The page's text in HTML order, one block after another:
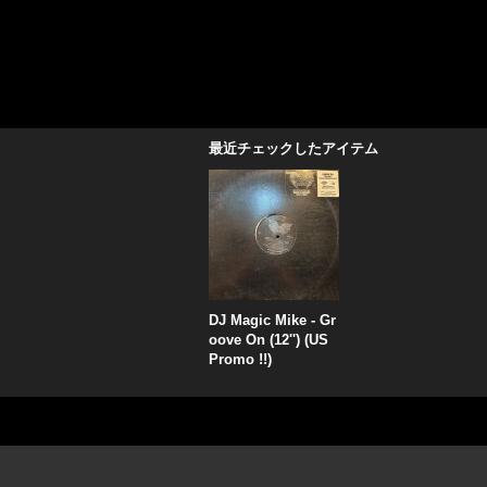
最近チェックしたアイテム
DJ Magic Mike - Gr
oove On (12'') (US
Promo !!)